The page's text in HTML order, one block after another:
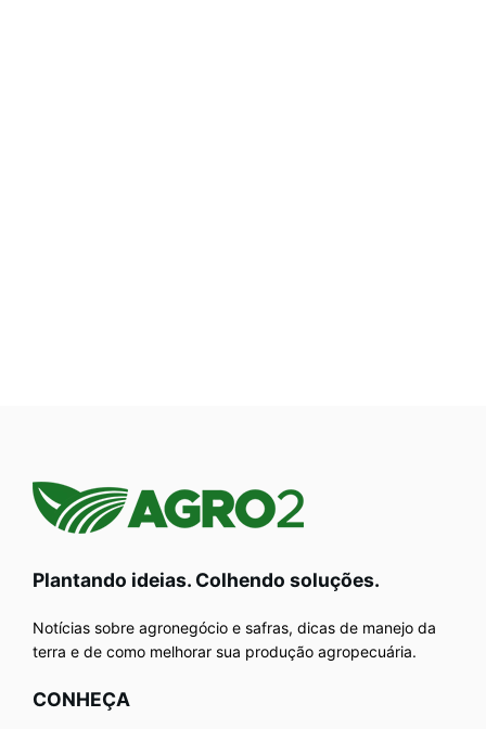
Plantando ideias. Colhendo soluções.
Notícias sobre agronegócio e safras, dicas de manejo da
terra e de como melhorar sua produção agropecuária.
CONHEÇA